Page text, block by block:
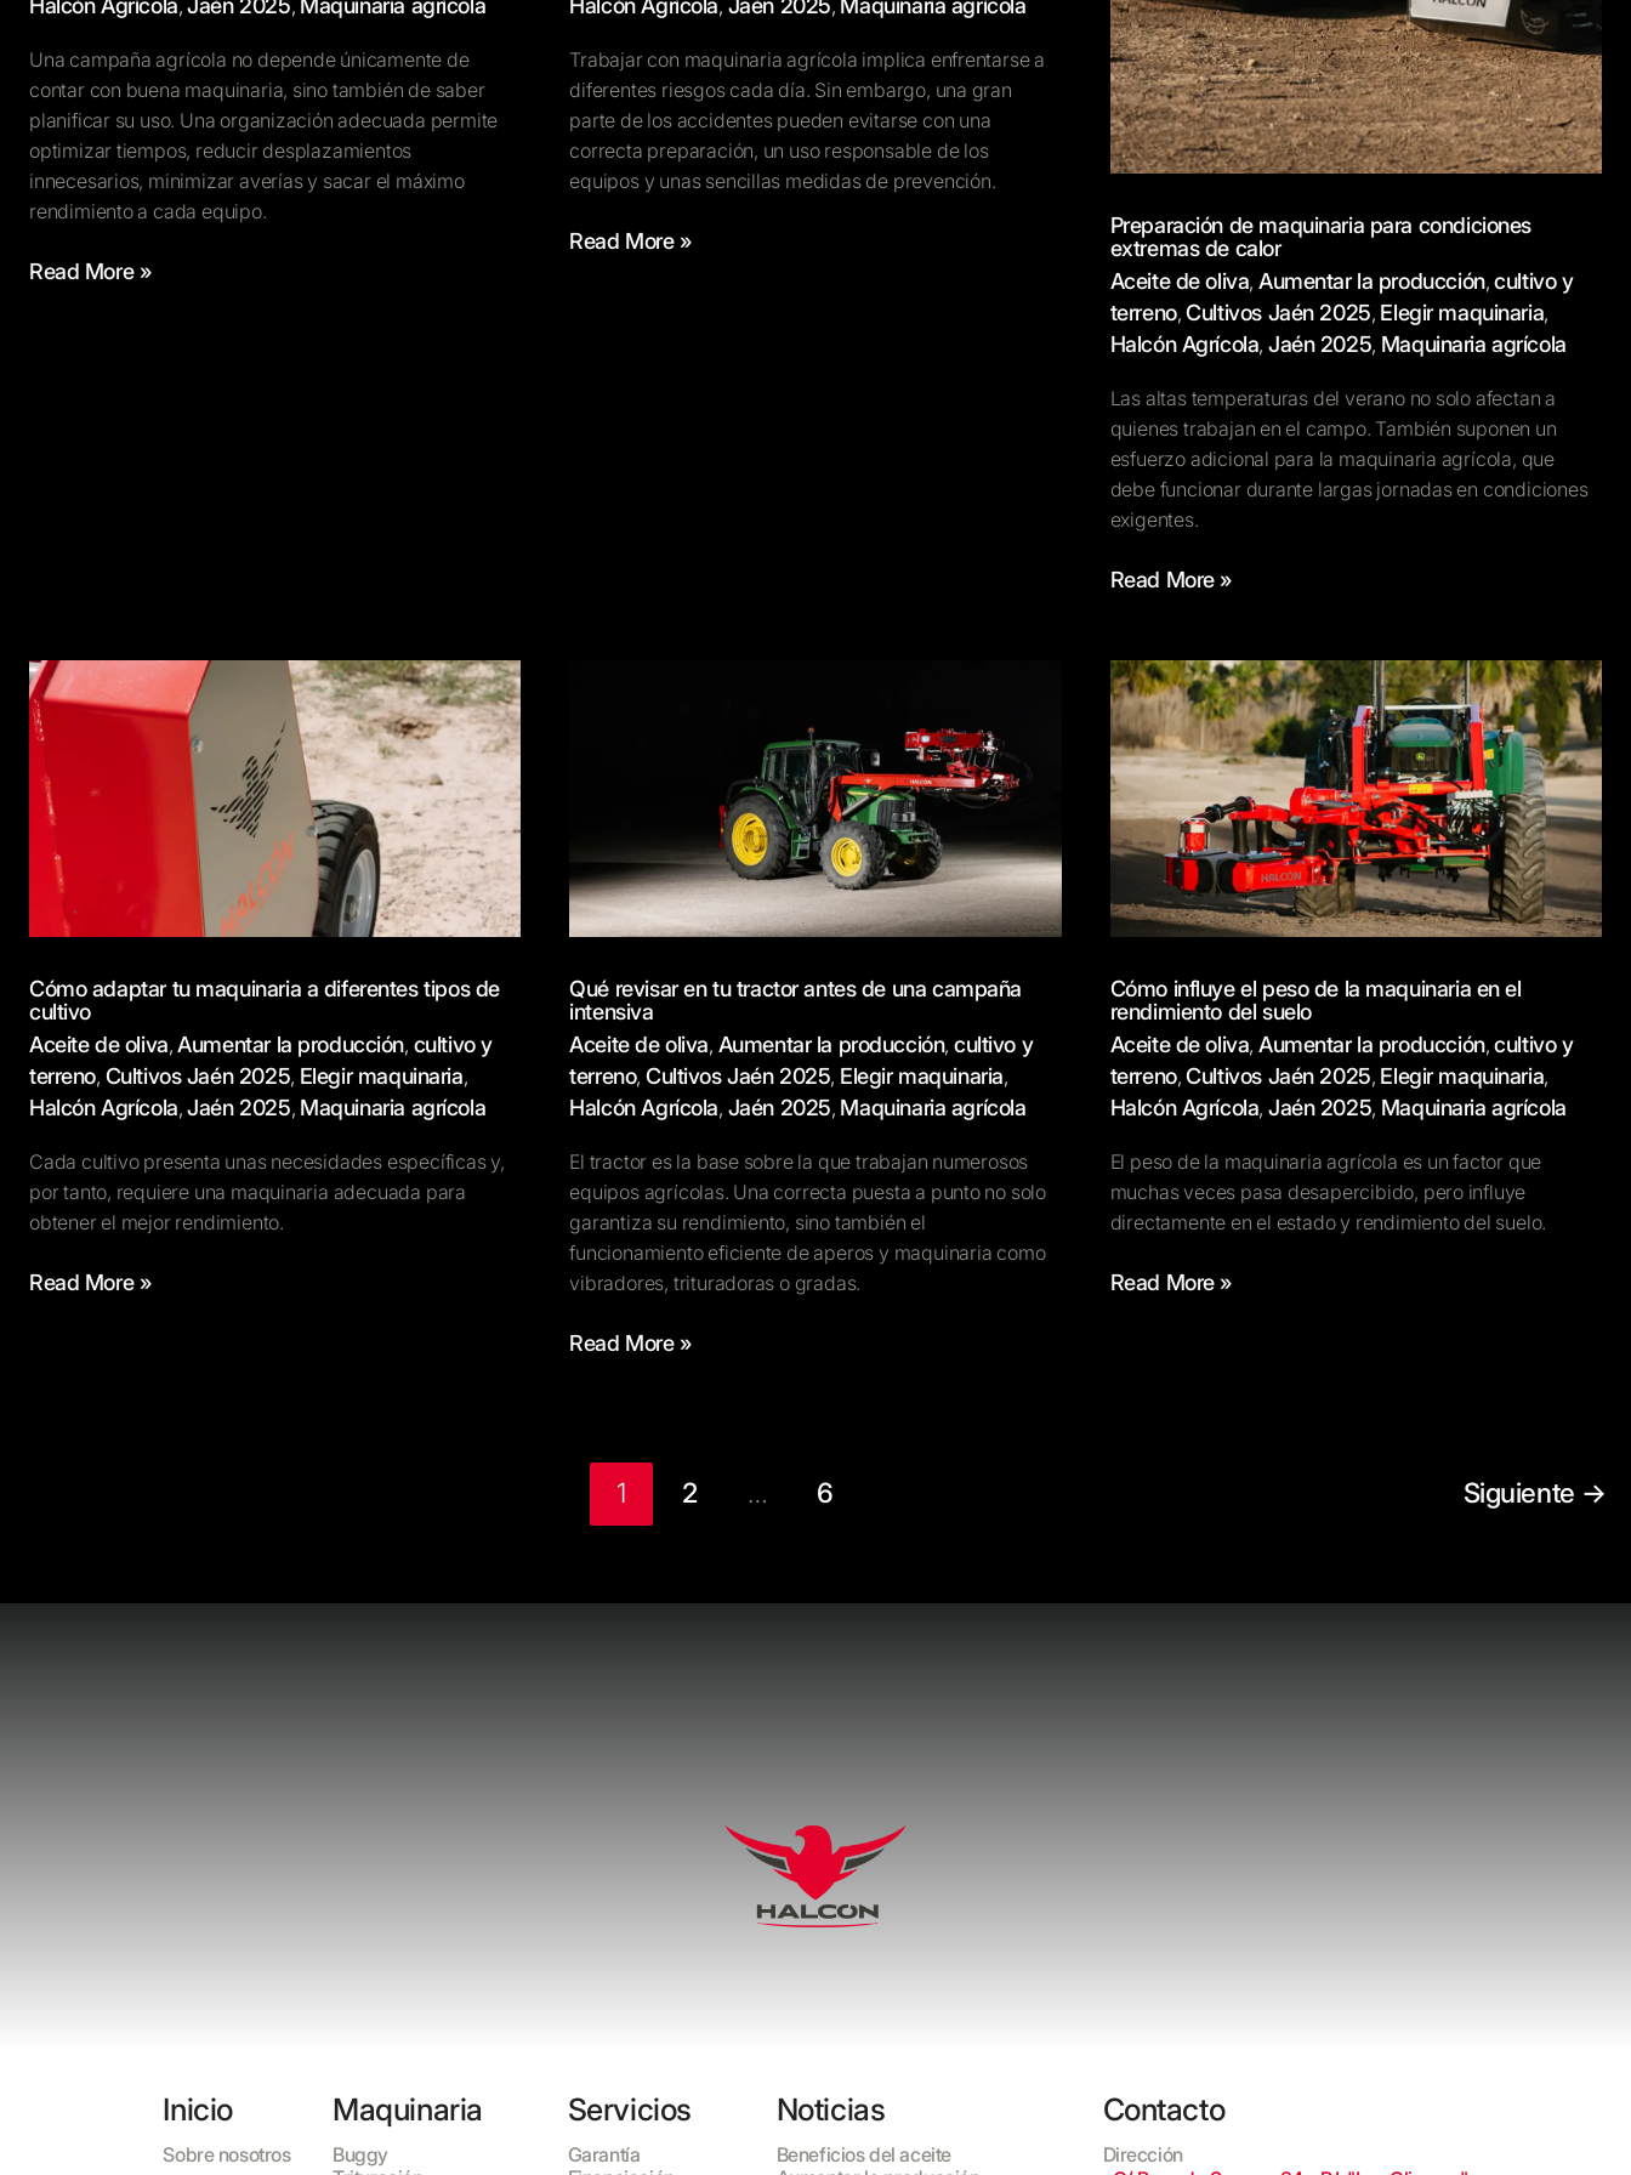
Halcón Agrícola,Jaén 2025, Maquinaria agrícola
Una campaña agrícola no depende únicamente de
contar con buena maquinaria, sino también de saber
planificar su uso. Una organización adecuada permite
optimizar tiempos, reducir desplazamientos
innecesarios, minimizar averías y sacar el máximo
rendimiento a cada equipo.
Read More »
Halcón Agrícola, Jaén 2025, Maquinaria agrícola
Trabajar con maquinaria agrícola implica enfrentarse a
diferentes riesgos cada día. Sin embargo, una gran
parte de los accidentes pueden evitarse con una
correcta preparación, un uso responsable de los
equipos y unas sencillas medidas de prevención.
Read More »
Preparación de maquinaria para condiciones
extremas de calor
Aceite de oliva, Aumentar la producción,cultivo y
terreno,Cultivos Jaén 2025, Elegir maquinaria,
Halcón Agrícola, Jaén 2025, Maquinaria agrícola
Las altas temperaturas del verano no solo afectan a
quienes trabajan en el campo. También suponen un
esfuerzo adicional para la maquinaria agrícola, que
debe funcionar durante largas jornadas en condiciones
exigentes.
Read More »
Cómo adaptar tu maquinaria a diferentes tipos de
cultivo
Aceite de oliva,Aumentar la producción, cultivo y
terreno, Cultivos Jaén 2025, Elegir maquinaria,
Halcón Agrícola,Jaén 2025, Maquinaria agrícola
Cada cultivo presenta unas necesidades específicas y,
por tanto, requiere una maquinaria adecuada para
obtener el mejor rendimiento.
Cómo
adaptar
tu
diferentes
tipos
cultivo
Read More »
Qué revisar en tu tractor antes de una campaña
intensiva
Aceite de oliva, Aumentar la producción, cultivo y
terreno, Cultivos Jaén 2025, Elegir maquinaria,
Halcón Agrícola, Jaén 2025, Maquinaria agrícola
El tractor es la base sobre la que trabajan numerosos
equipos agrícolas. Una correcta puesta a punto no solo
garantiza su rendimiento, sino también el
funcionamiento eficiente de aperos y maquinaria como
vibradores, trituradoras o gradas.
una
campaña
Read More »
Cómo influye el peso de la maquinaria en el
rendimiento del suelo
Aceite de oliva, Aumentar la producción,cultivo y
terreno,Cultivos Jaén 2025, Elegir maquinaria,
Halcón Agrícola, Jaén 2025, Maquinaria agrícola
El peso de la maquinaria agrícola es un factor que
muchas veces pasa desapercibido, pero influye
directamente en el estado y rendimiento del suelo.
Cómo
influye
el
peso
de
la
maquinaria
el
del
suelo
Read More »
1 2 … 6 Siguiente →
Inicio
Sobre nosotros
Maquinaria
Buggy
Servicios
Garantía
Noticias
Beneficios del aceite
Contacto
Dirección